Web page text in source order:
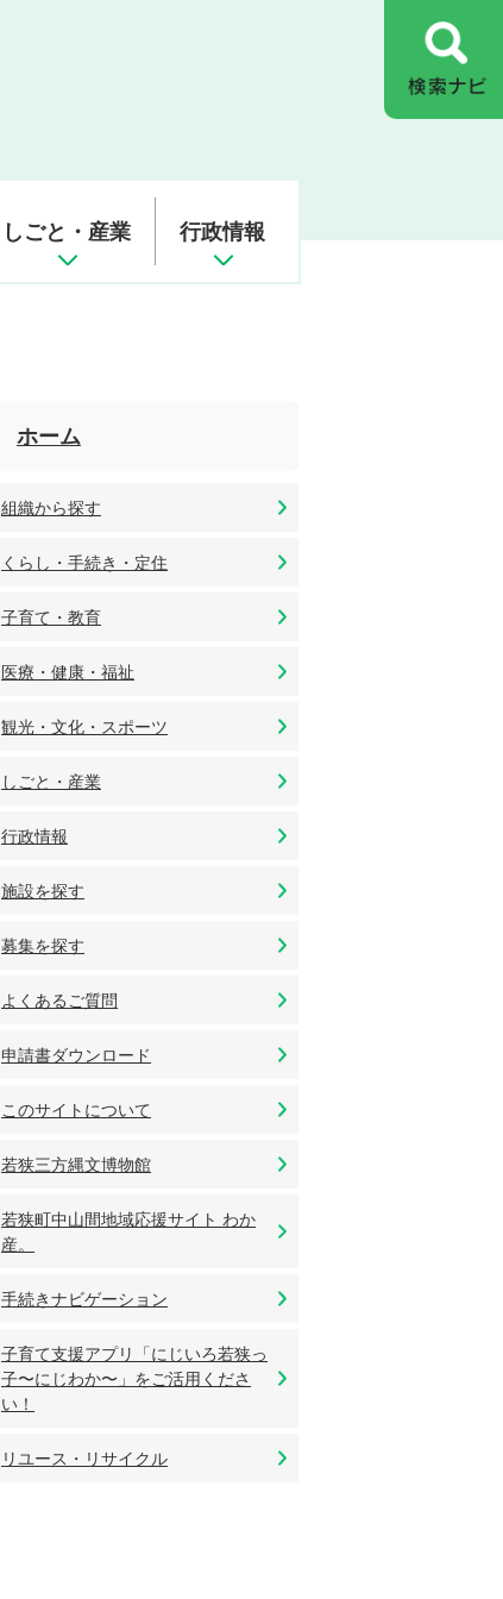
しごと・産業 行政情報
ホーム
組織から探す
くらし・手続き・定住
子育て・教育
医療・健康・福祉
観光・文化・スポーツ
しごと・産業
行政情報
施設を探す
募集を探す
よくあるご質問
申請書ダウンロード
このサイトについて
若狭三方縄文博物館
若狭町中山間地域応援サイト わか
産。
手続きナビゲーション
子育て支援アプリ「にじいろ若狭っ
子〜にじわか〜」をご活用くださ
い！
リユース・リサイクル